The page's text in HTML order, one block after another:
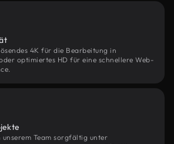
4K für die Bearbeitung in
optimiertes HD für eine schnellere Web-
unserem Team sorgfältig unter